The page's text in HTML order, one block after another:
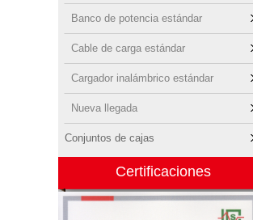
Banco de potencia estándar
Cable de carga estándar
Cargador inalámbrico estándar
Nueva llegada
Conjuntos de cajas
Certificaciones